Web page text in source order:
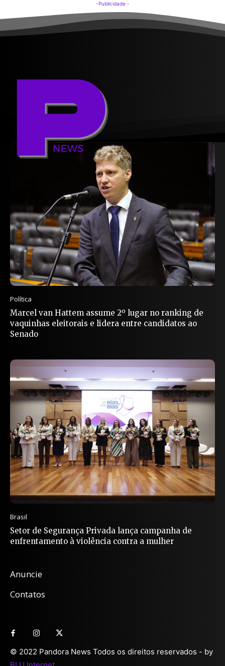
-Publicidade -
Política
Marcel van Hattem assume 2º lugar no ranking de
vaquinhas eleitorais e lidera entre candidatos ao
Senado
Brasil
Setor de Segurança Privada lança campanha de
enfrentamento à violência contra a mulher
Anuncie
Contatos
© 2022 Pandora News Todos os direitos reservados - by